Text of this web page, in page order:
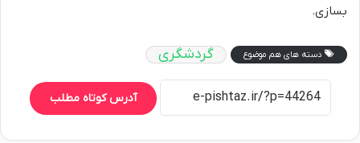
بسازی.
دسته های هم موضوع گردشگری
آدرس کوتاه مطلب